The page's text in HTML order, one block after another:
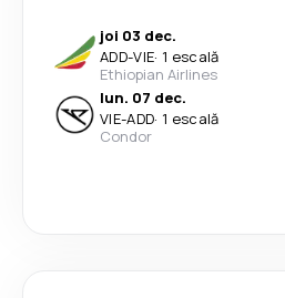
joi 03 dec.
ADD-VIE· 1 escală
Ethiopian Airlines
lun. 07 dec.
VIE-ADD· 1 escală
Condor